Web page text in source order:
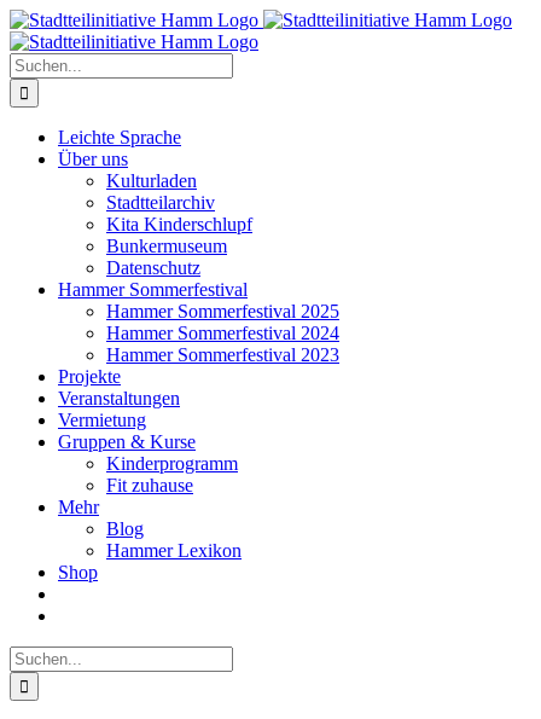
Zum
Inhalt
springen
Suche
nach:
Leichte Sprache
Über uns
Kulturladen
Stadtteilarchiv
Kita Kinderschlupf
Bunkermuseum
Datenschutz
Hammer Sommerfestival
Hammer Sommerfestival 2025
Hammer Sommerfestival 2024
Hammer Sommerfestival 2023
Projekte
Veranstaltungen
Vermietung
Gruppen & Kurse
Kinderprogramm
Fit zuhause
Mehr
Blog
Hammer Lexikon
Shop
Suche
nach: